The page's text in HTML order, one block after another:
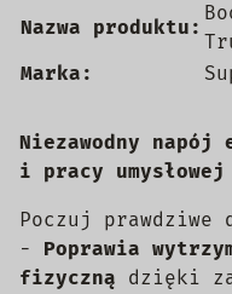
Nazwa produktu:
Marka:
Niezawodny
i pracy umysłowej
Poczuj prawdziwe
- Poprawia
fizyczną dzięki